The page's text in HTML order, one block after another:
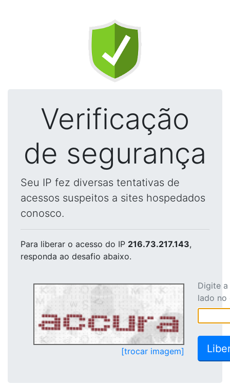
Verificação
de segurança
Seu IP fez diversas tentativas de
acessos suspeitos a sites hospedados
conosco.
Para liberar o acesso do IP 216.73.217.143,
responda ao desafio abaixo.
[trocar imagem]
Digite
lado no